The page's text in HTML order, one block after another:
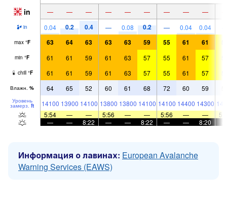
in — — — — — — — — —
in 0.04 0.2 0.4 — 0.08 0.2 — 0.04 0.04
max °F 63 64 63 63 63 59 55 61 61
min °F 61 61 59 61 63 57 55 61 57
chill °F 61 61 59 61 63 57 55 61 57
Влажн. % 64 65 52 60 61 68 72 60 59
Уровень
замерз. ft 14100 13900 14100 13800 13800 14100 14100 14400 14300
5:54
— — 5:56 — — 5:56 — —
—
— 8:22 — — 8:22 — — 8:20
Информация о лавинах: European Avalanche
Warning Services (EAWS)